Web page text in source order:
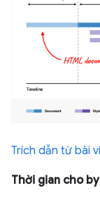
Trích dẫn từ bài
Thời gian cho